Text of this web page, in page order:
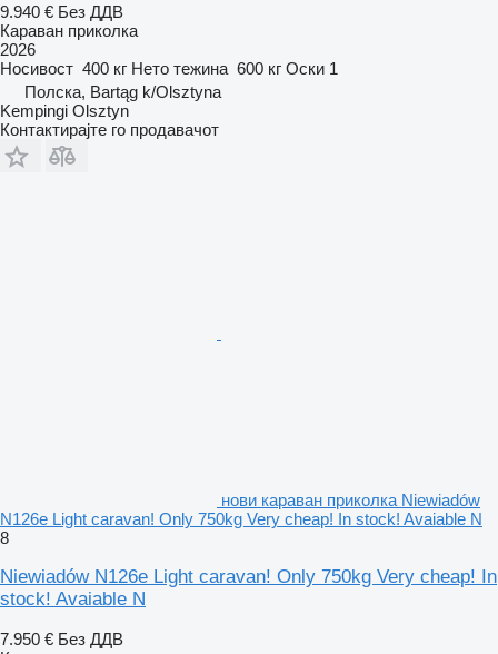
9.940 € Без ДДВ
Караван приколка
2026
Носивост 400 кг Нето тежина 600 кг Оски 1
Полска, Bartąg k/Olsztyna
Kempingi Olsztyn
Контактирајте го продавачот
нови караван приколка Niewiadów
N126e Light caravan! Only 750kg Very cheap! In stock! Avaiable N
8
Niewiadów N126e Light caravan! Only 750kg Very cheap! In
stock! Avaiable N
7.950 € Без ДДВ